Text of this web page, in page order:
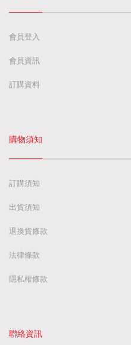
會員登入
會員資訊
訂購資料
購物須知
訂購須知
出貨須知
退換貨條款
法律條款
隱私權條款
聯絡資訊